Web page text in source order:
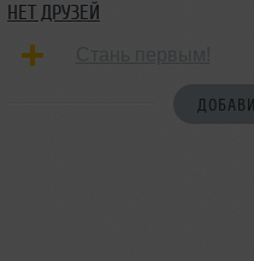
НЕТ ДРУЗЕЙ